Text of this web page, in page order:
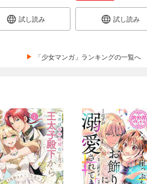
試し読み 試し読み
「少女マンガ」ランキングの一覧へ